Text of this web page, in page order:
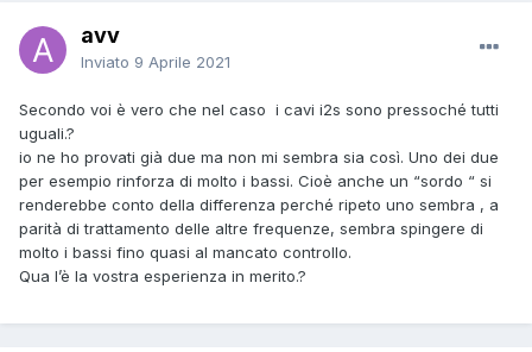
avv
Inviato 9 Aprile 2021
Secondo voi è vero che nel caso i cavi i2s sono pressoché tutti
uguali.?
io ne ho provati già due ma non mi sembra sia così. Uno dei due
per esempio rinforza di molto i bassi. Cioè anche un “sordo “ si
renderebbe conto della differenza perché ripeto uno sembra , a
parità di trattamento delle altre frequenze, sembra spingere di
molto i bassi fino quasi al mancato controllo.
Qua l’è la vostra esperienza in merito.?